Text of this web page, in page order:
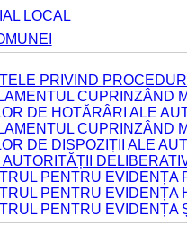
LOCAL
PRIVIND
CUPRINZÂND
DE HOTĂRÂRI ALE
CUPRINZÂND
DE DISPOZIȚII ALE
PENTRU EVIDENȚA
PENTRU EVIDENȚA
PENTRU EVIDENȚA